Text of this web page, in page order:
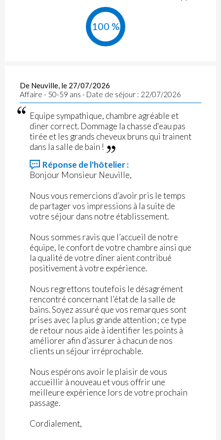
100 %
De Neuville, le 27/07/2026
Affaire - 50-59 ans - Date de séjour : 22/07/2026
Equipe sympathique, chambre agréable et
diner correct. Dommage la chasse d'eau pas
tirée et les grands cheveux bruns qui trainent
dans la salle de bain !
Réponse de l'hôtelier :
Bonjour Monsieur Neuville,
Nous vous remercions d’avoir pris le temps
de partager vos impressions à la suite de
votre séjour dans notre établissement.
Nous sommes ravis que l’accueil de notre
équipe, le confort de votre chambre ainsi que
la qualité de votre dîner aient contribué
positivement à votre expérience.
Nous regrettons toutefois le désagrément
rencontré concernant l’état de la salle de
bains. Soyez assuré que vos remarques sont
prises avec la plus grande attention ; ce type
de retour nous aide à identifier les points à
améliorer afin d’assurer à chacun de nos
clients un séjour irréprochable.
Nous espérons avoir le plaisir de vous
accueillir à nouveau et vous offrir une
meilleure expérience lors de votre prochain
passage.
Cordialement,